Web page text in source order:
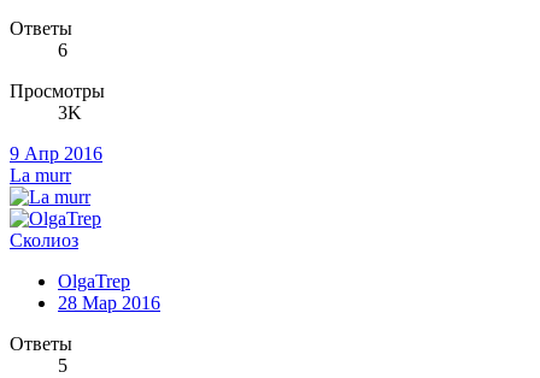
Ответы
6
Просмотры
3K
9 Апр 2016
La murr
Сколиоз
OlgaTrep
28 Мар 2016
Ответы
5